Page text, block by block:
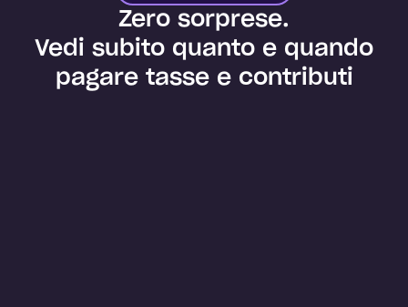
Zero sorprese.
Vedi subito quanto e quando
pagare tasse e contributi